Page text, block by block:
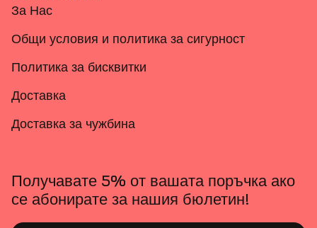
За Нас
Общи условия и политика за сигурност
Политика за бисквитки
Доставка
Доставка за чужбина
Получавате 5% от вашата поръчка ако
се абонирате за нашия бюлетин!